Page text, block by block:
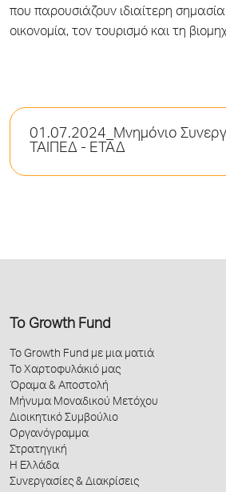
που παρουσιάζουν ιδιαίτερη σημασία
οικονομία, τον τουρισμό και τη
01.07.2024_Μνημόνιο
ΤΑΙΠΕΔ - ΕΤΑΔ
Το Growth Fund
Το Growth Fund με μια ματιά
Το Χαρτοφυλάκιό μας
Όραμα & Αποστολή
Μήνυμα Μοναδικού Μετόχου
Διοικητικό Συμβούλιο
Οργανόγραμμα
Στρατηγική
Η Ελλάδα
Συνεργασίες & Διακρίσεις